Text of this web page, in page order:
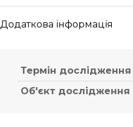
Додаткова інформація
Термін дослідження
Об'єкт дослідження